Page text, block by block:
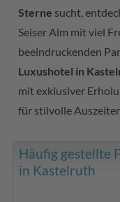
Sterne sucht,
Seiser Alm mit viel
beeindruckenden
Luxushotel in
mit exklusiver
für stilvolle
Häufig gestellte
in Kastelruth